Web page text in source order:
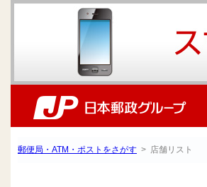
郵便局・ATM・ポストをさがす > 店舗リスト